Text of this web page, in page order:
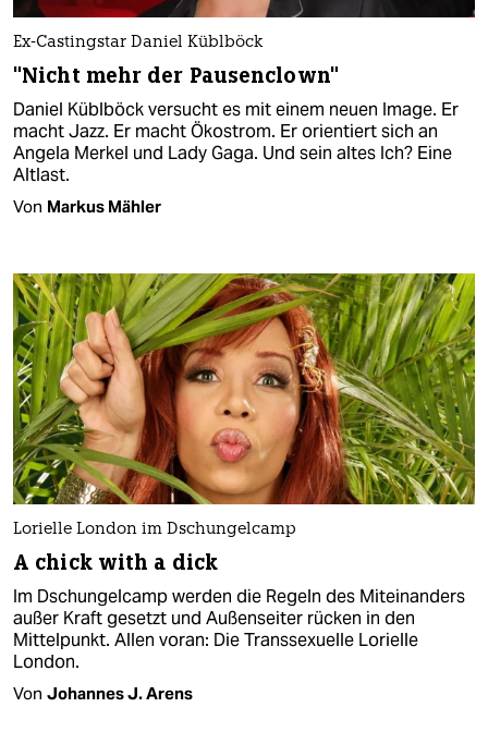
Ex-Castingstar Daniel Küblböck
"Nicht mehr der Pausenclown"
Daniel Küblböck versucht es mit einem neuen Image. Er
macht Jazz. Er macht Ökostrom. Er orientiert sich an
Angela Merkel und Lady Gaga. Und sein altes Ich? Eine
Altlast.
Von Markus Mähler
Lorielle London im Dschungelcamp
A chick with a dick
Im Dschungelcamp werden die Regeln des Miteinanders
außer Kraft gesetzt und Außenseiter rücken in den
Mittelpunkt. Allen voran: Die Transsexuelle Lorielle
London.
Von Johannes J. Arens